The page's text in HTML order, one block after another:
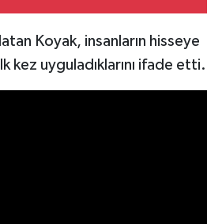
Koyak, insanların hisseye
kez uyguladıklarını ifade etti.